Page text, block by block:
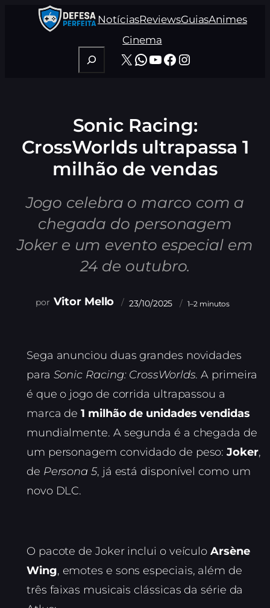
NotíciasReviewsGuiasAnimes
Cinema
Pesquisar
X WhatsApp
Youtube
Facebook
Instagram
Sonic Racing:
CrossWorlds ultrapassa 1
milhão de vendas
Jogo celebra o marco com a
chegada do personagem
Joker e um evento especial em
24 de outubro.
Vitor Mello 23/10/2025 1–2 minutos
Sega anunciou duas grandes novidades
para Sonic Racing: CrossWorlds. A primeira
é que o jogo de corrida ultrapassou a
marca de1 milhão de unidades vendidas
mundialmente. A segunda é a chegada de
um personagem convidado de peso:Joker,
de Persona 5, já está disponível como um
novo DLC.
O pacote de Joker inclui o veículoArsène
Wing, emotes e sons especiais, além de
três faixas musicais clássicas da série da